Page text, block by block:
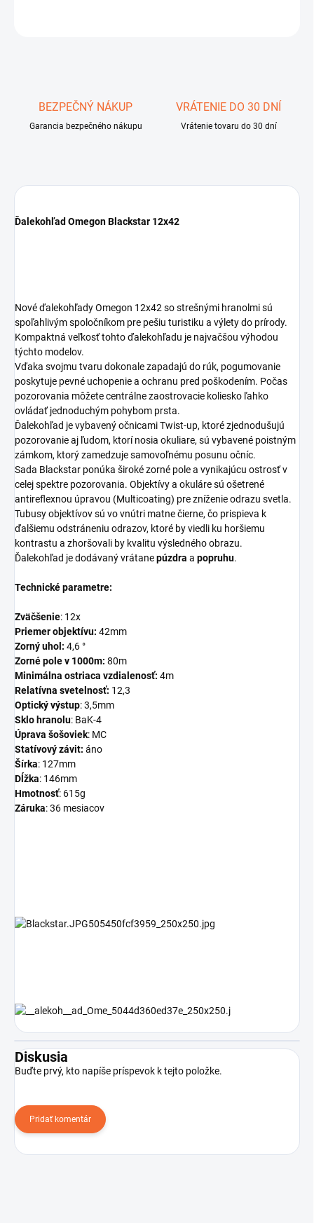
BEZPEČNÝ NÁKUP
Garancia bezpečného nákupu
VRÁTENIE DO 30 DNÍ
Vrátenie tovaru do 30 dní
Ďalekohľad Omegon Blackstar 12x42
Nové ďalekohľady Omegon 12x42 so strešnými hranolmi sú
spoľahlivým spoločníkom pre pešiu turistiku a výlety do prírody.
Kompaktná veľkosť tohto ďalekohľadu je najvačšou výhodou
týchto modelov.
Vďaka svojmu tvaru dokonale zapadajú do rúk, pogumovanie
poskytuje pevné uchopenie a ochranu pred poškodením. Počas
pozorovania môžete centrálne zaostrovacie koliesko ľahko
ovládať jednoduchým pohybom prsta.
Ďalekohľad je vybavený očnicami Twist-up, ktoré zjednodušujú
pozorovanie aj ľudom, ktorí nosia okuliare, sú vybavené poistným
zámkom, ktorý zamedzuje samovoľnému posunu očníc.
Sada Blackstar ponúka široké zorné pole a vynikajúcu ostrosť v
celej spektre pozorovania. Objektívy a okuláre sú ošetrené
antireflexnou úpravou (Multicoating) pre zníženie odrazu svetla.
Tubusy objektívov sú vo vnútri matne čierne, čo prispieva k
ďalšiemu odstráneniu odrazov, ktoré by viedli ku horšiemu
kontrastu a zhoršovali by kvalitu výsledného obrazu.
Ďalekohľad je dodávaný vrátanepúzdra a popruhu.
Technické parametre:
Zväčšenie: 12x
Priemer objektívu: 42mm
Zorný uhol: 4,6 °
Zorné pole v 1000m: 80m
Minimálna ostriaca vzdialenosť: 4m
Relatívna svetelnosť: 12,3
Optický výstup: 3,5mm
Sklo hranolu: BaK-4
Úprava šošoviek: MC
Statívový závit: áno
Šírka: 127mm
Dĺžka: 146mm
Hmotnosť: 615g
Záruka: 36 mesiacov
Diskusia
Buďte prvý, kto napíše príspevok k tejto položke.
Pridať komentár